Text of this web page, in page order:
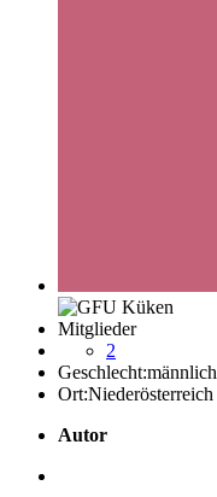
Mitglieder
2
Geschlecht:männlich
Ort:Niederösterreich
Autor